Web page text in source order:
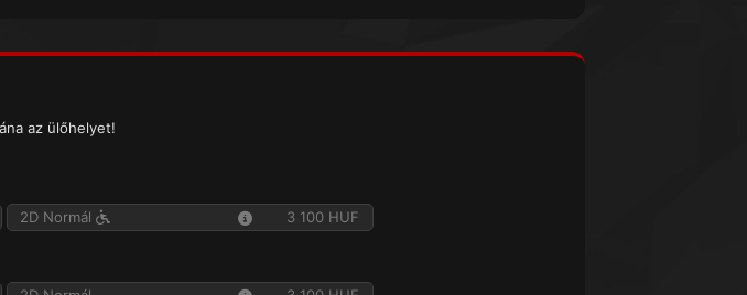
az ülőhelyet!
2D Normál
3 100 HUF